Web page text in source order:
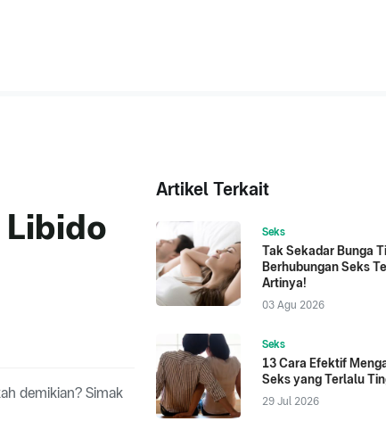
Libido
demikian? Simak
Artikel Terkait
Seks
Tak Sekadar Bunga
Berhubungan Seks
Artinya!
03 Agu 2026
Seks
13 Cara Efektif
Seks yang Terlalu
29 Jul 2026